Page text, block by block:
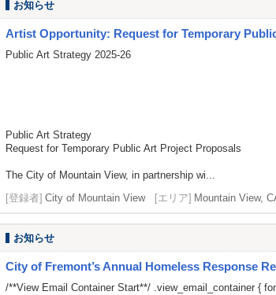
お知らせ
Artist Opportunity: Request for Temporary
Public Art Strategy 2025-26
Public Art Strategy
Request for Temporary Public Art Project Proposals
The City of Mountain View, in partnership wi...
[登録者] City of Mountain View [エリア] Mountain View,
お知らせ
City of Fremont’s Annual Homeless Response
/**View Email Container Start**/ .view_email_container {